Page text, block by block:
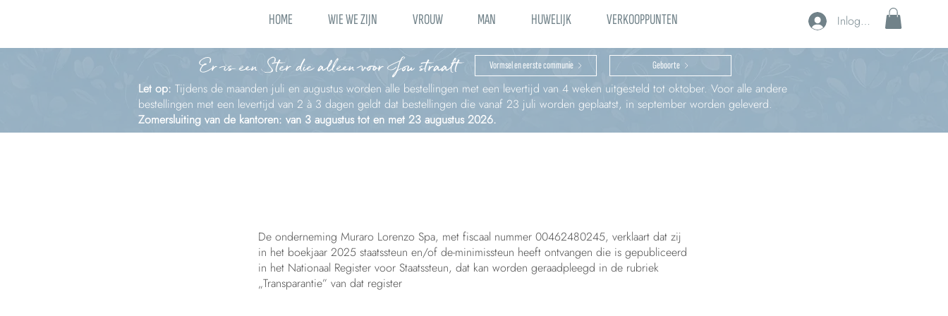
HOME WIE WE ZIJN VROUW MAN HUWELIJK VERKOOPPUNTEN Inloggen
Er is een Ster die alleen voor Jou straalt Vormsel en eerste communie Geboorte
Let op: Tijdens de maanden juli en augustus worden alle bestellingen met een levertijd van 4 weken uitgesteld tot oktober. Voor alle andere
bestellingen met een levertijd van 2 à 3 dagen geldt dat bestellingen die vanaf 23 juli worden geplaatst, in september worden geleverd.
Zomersluiting van de kantoren: van 3 augustus tot en met 23 augustus 2026.
De onderneming Muraro Lorenzo Spa, met fiscaal nummer 00462480245, verklaart dat zij
in het boekjaar 2025 staatssteun en/of de-minimissteun heeft ontvangen die is gepubliceerd
in het Nationaal Register voor Staatssteun, dat kan worden geraadpleegd in de rubriek
„Transparantie” van dat register